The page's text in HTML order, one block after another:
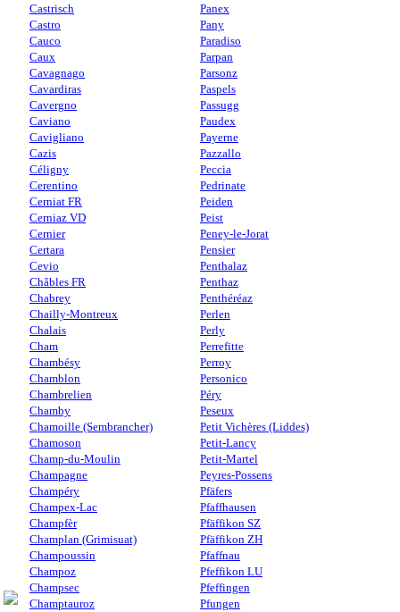
Castrisch
Castro
Cauco
Caux
Cavagnago
Cavardiras
Cavergno
Caviano
Cavigliano
Cazis
Céligny
Cerentino
Cerniat FR
Cerniaz VD
Cernier
Certara
Cevio
Châbles FR
Chabrey
Chailly-Montreux
Chalais
Cham
Chambésy
Chamblon
Chambrelien
Chamby
Chamoille (Sembrancher)
Chamoson
Champ-du-Moulin
Champagne
Champéry
Champex-Lac
Champfèr
Champlan (Grimisuat)
Champoussin
Champoz
Champsec
Champtauroz
Panex
Pany
Paradiso
Parpan
Parsonz
Paspels
Passugg
Paudex
Payerne
Pazzallo
Peccia
Pedrinate
Peiden
Peist
Peney-le-Jorat
Pensier
Penthalaz
Penthaz
Penthéréaz
Perlen
Perly
Perrefitte
Perroy
Personico
Péry
Peseux
Petit Vichères (Liddes)
Petit-Lancy
Petit-Martel
Peyres-Possens
Pfäfers
Pfaffhausen
Pfäffikon SZ
Pfäffikon ZH
Pfaffnau
Pfeffikon LU
Pfeffingen
Pfungen